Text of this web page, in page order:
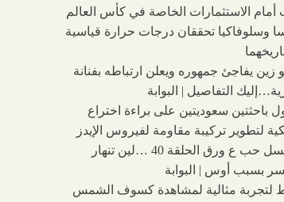
أمام الاستثمارات الخاصة في كأس العالم
وسلوفاكيا تحققان درجات حرارة قياسية
زين يفاجئ جمهوره ويعلن ارتباطه بفنانة
التفاصيل | البوابة
باحثتين سعوديتين على براءة اختراع
لتطوير تركيبة مقاومة لفيروس الإيدز
مسلسل حب ع ورق الحلقة 40 …لين تنهار
بسبب أوس | البوابة
لتجربة مثالية لمشاهدة كسوف الشمس